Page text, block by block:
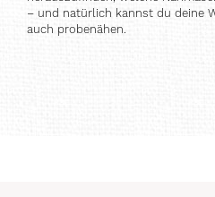
– und natürlich kannst du deine
auch probenähen.